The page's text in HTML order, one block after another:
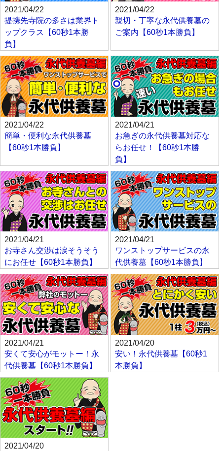
2021/04/22
提携先寺院の多さは業界ト
ップクラス【60秒1本勝
負】
2021/04/22
親切・丁寧な永代供養墓の
ご案内【60秒1本勝負】
2021/04/22
簡単・便利な永代供養墓
【60秒1本勝負】
2021/04/21
お急ぎの永代供養墓対応な
らお任せ！【60秒1本勝
負】
2021/04/21
お寺さん交渉は涙そうそう
にお任せ【60秒1本勝負】
2021/04/21
ワンストップサービスの永
代供養墓【60秒1本勝負】
2021/04/21
安くて安心がモットー！永
代供養墓【60秒1本勝負】
2021/04/20
安い！永代供養墓【60秒1
本勝負】
2021/04/20